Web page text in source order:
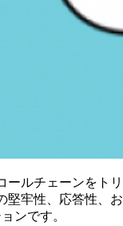
ルチェーンをト
牢性、応答性、
ンです。